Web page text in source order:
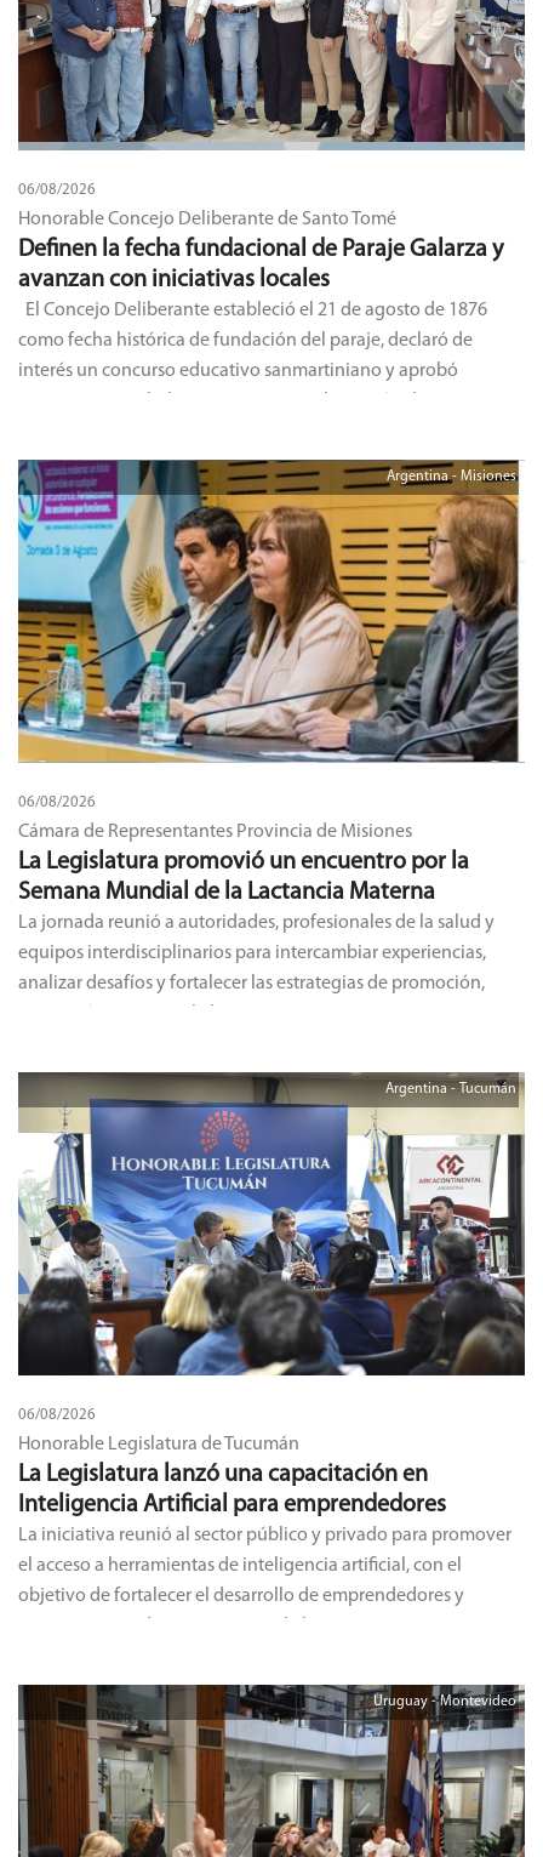
06/08/2026
Honorable Concejo Deliberante de Santo Tomé
Definen la fecha fundacional de Paraje Galarza y
avanzan con iniciativas locales
El Concejo Deliberante estableció el 21 de agosto de 1876
como fecha histórica de fundación del paraje, declaró de
interés un concurso educativo sanmartiniano y aprobó
06/08/2026
Cámara de Representantes Provincia de Misiones
Argentina - Misiones
La Legislatura promovió un encuentro por la
Semana Mundial de la Lactancia Materna
La jornada reunió a autoridades, profesionales de la salud y
equipos interdisciplinarios para intercambiar experiencias,
analizar desafíos y fortalecer las estrategias de promoción,
06/08/2026
Honorable Legislatura de Tucumán
Argentina - Tucumán
La Legislatura lanzó una capacitación en
Inteligencia Artificial para emprendedores
La iniciativa reunió al sector público y privado para promover
el acceso a herramientas de inteligencia artificial, con el
objetivo de fortalecer el desarrollo de emprendedores y
Uruguay - Montevideo